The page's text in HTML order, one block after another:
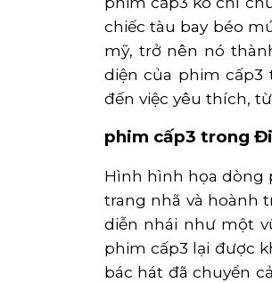
chiếc tàu bay béo
mỹ, trở nên nó
diện của phim
đến việc yêu thích,
phim cấp3 trong
Hình hình họa dòng
trang nhã và hoành
diễn nhái như một
phim cấp3 lại được
bác hát đã chuyển